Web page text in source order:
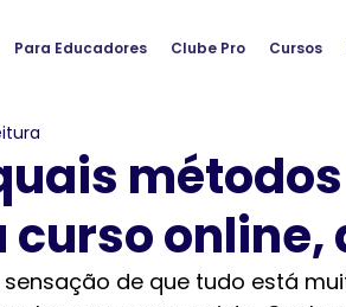
Para Educadores Clube Pro Cursos
online,
de que tudo está